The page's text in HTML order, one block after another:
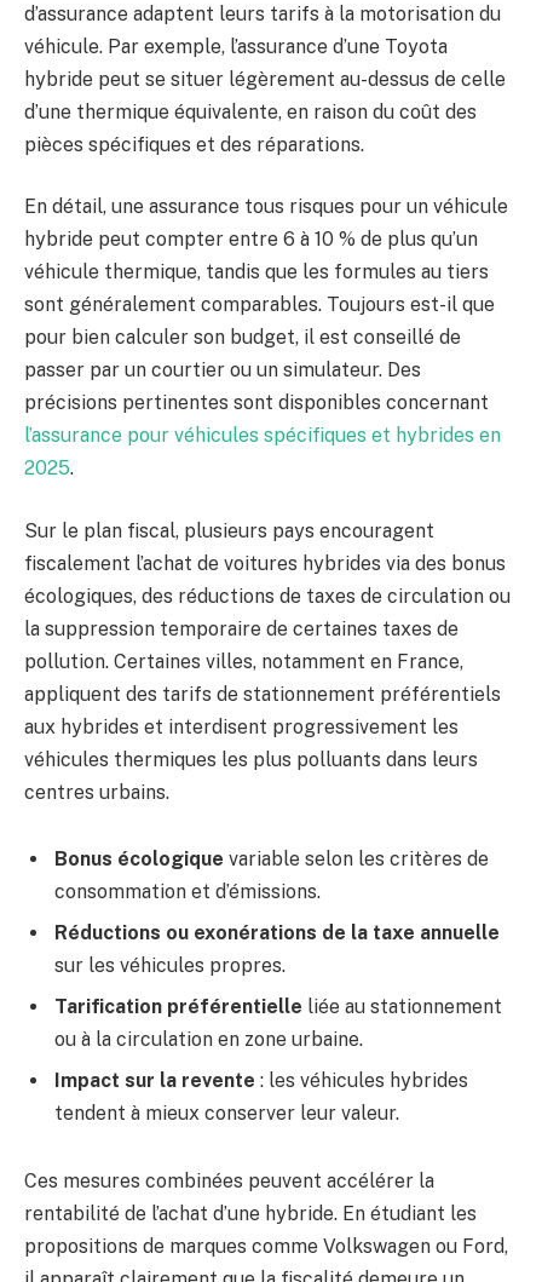
d’assurance adaptent leurs tarifs à la motorisation du
véhicule. Par exemple, l’assurance d’une Toyota
hybride peut se situer légèrement au-dessus de celle
d’une thermique équivalente, en raison du coût des
pièces spécifiques et des réparations.
En détail, une assurance tous risques pour un véhicule
hybride peut compter entre 6 à 10 % de plus qu’un
véhicule thermique, tandis que les formules au tiers
sont généralement comparables. Toujours est-il que
pour bien calculer son budget, il est conseillé de
passer par un courtier ou un simulateur. Des
précisions pertinentes sont disponibles concernant
l’assurance pour véhicules spécifiques et hybrides en
2025.
Sur le plan fiscal, plusieurs pays encouragent
fiscalement l’achat de voitures hybrides via des bonus
écologiques, des réductions de taxes de circulation ou
la suppression temporaire de certaines taxes de
pollution. Certaines villes, notamment en France,
appliquent des tarifs de stationnement préférentiels
aux hybrides et interdisent progressivement les
véhicules thermiques les plus polluants dans leurs
centres urbains.
Bonus écologique variable selon les critères de
consommation et d’émissions.
Réductions ou exonérations de la taxe annuelle
sur les véhicules propres.
Tarification préférentielle liée au stationnement
ou à la circulation en zone urbaine.
Impact sur la revente : les véhicules hybrides
tendent à mieux conserver leur valeur.
Ces mesures combinées peuvent accélérer la
rentabilité de l’achat d’une hybride. En étudiant les
propositions de marques comme Volkswagen ou Ford,